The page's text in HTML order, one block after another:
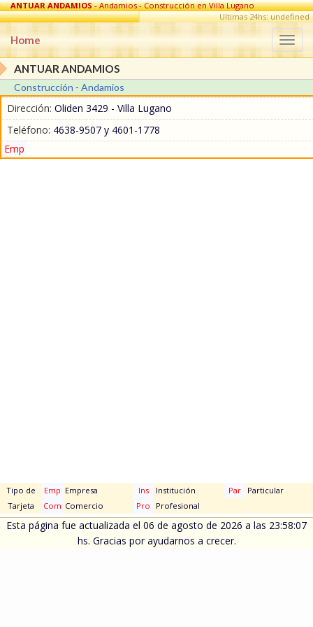
ANTUAR ANDAMIOS- Andamios - Construcción en Villa Lugano
Ultimas 24hs: undefined
Home
ANTUAR ANDAMIOS
Construcción - Andamios
Dirección: Oliden 3429 - Villa Lugano
Teléfono: 4638-9507 y 4601-1778
Emp
Tipo de
Tarjeta
Emp Empresa Ins Institución Par
Particular
Com Comercio Pro Profesional
Esta página fue actualizada el 06 de agosto de 2026 a las 23:58:07
hs. Gracias por ayudarnos a crecer.